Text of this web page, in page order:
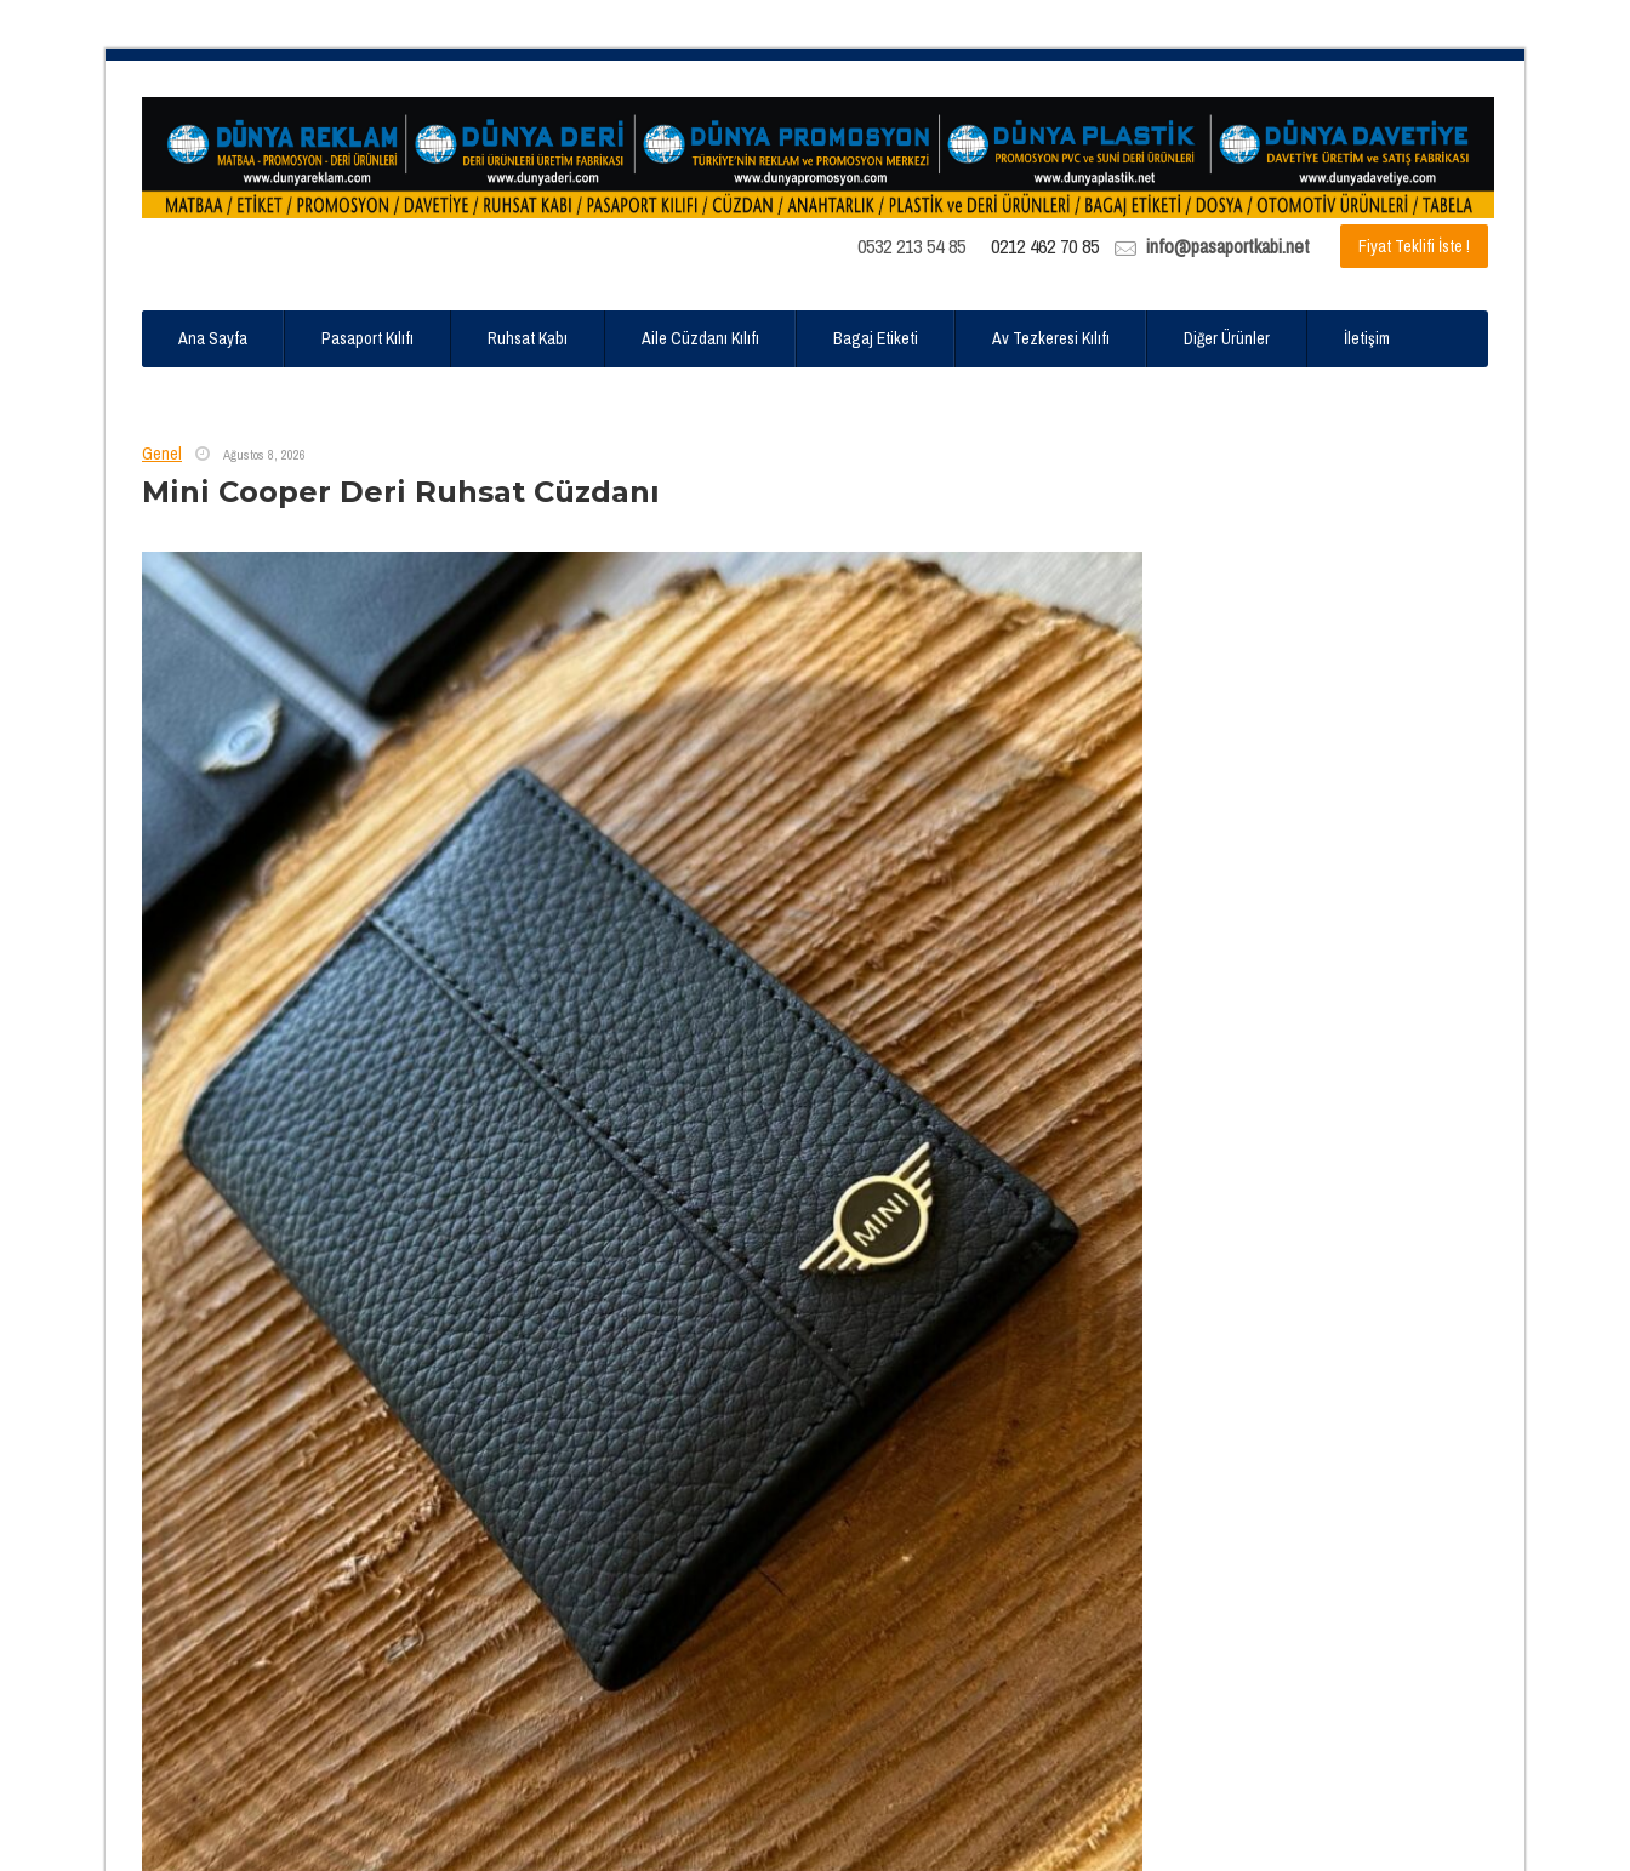
0532 213 54 85 0212 462 70 85 info@pasaportkabi.net Fiyat Teklifi İste !
Ana Sayfa Pasaport Kılıfı Ruhsat Kabı Aile Cüzdanı Kılıfı Bagaj Etiketi Av Tezkeresi Kılıfı Diğer Ürünler İletişim
Genel Ağustos 8, 2026
Mini Cooper Deri Ruhsat Cüzdanı